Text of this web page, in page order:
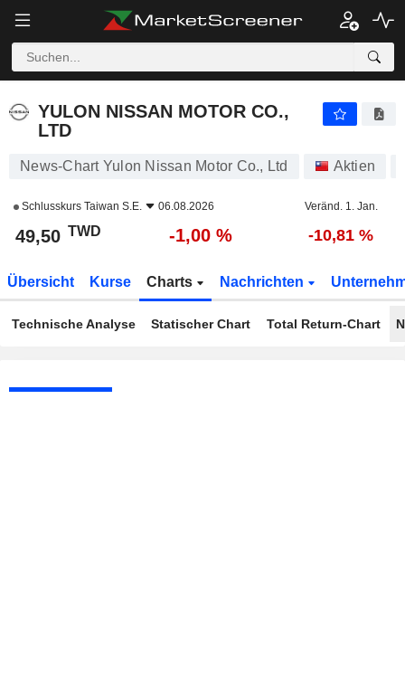
YULON NISSAN MOTOR CO.,
LTD
News-Chart Yulon Nissan Motor Co., Ltd Aktien
Schlusskurs Taiwan S.E. 06.08.2026 Veränd. 1. Jan.
49,50 TWD -1,00 % -10,81 %
Übersicht Kurse Charts Nachrichten
Technische Analyse Statischer Chart Total Return-Chart